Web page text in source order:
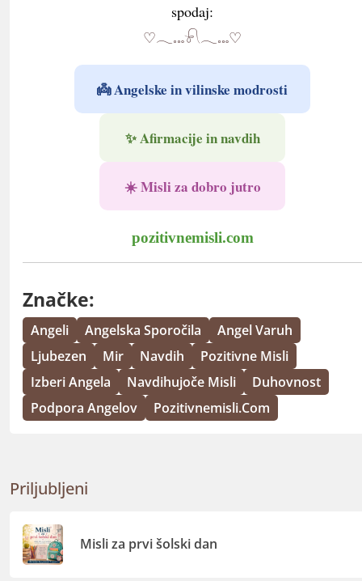
spodaj:
♡𓂃𓏧𓍯𓂃𓏧♡
👼 Angelske in vilinske modrosti
✨ Afirmacije in navdih
☀️ Misli za dobro jutro
pozitivnemisli.com
Značke:
Angeli Angelska Sporočila
Angel Varuh
Ljubezen
Mir Navdih
Pozitivne Misli
Izberi Angela
Navdihujoče Misli
Duhovnost
Podpora Angelov
Pozitivnemisli.com
Priljubljeni
Misli za prvi šolski dan